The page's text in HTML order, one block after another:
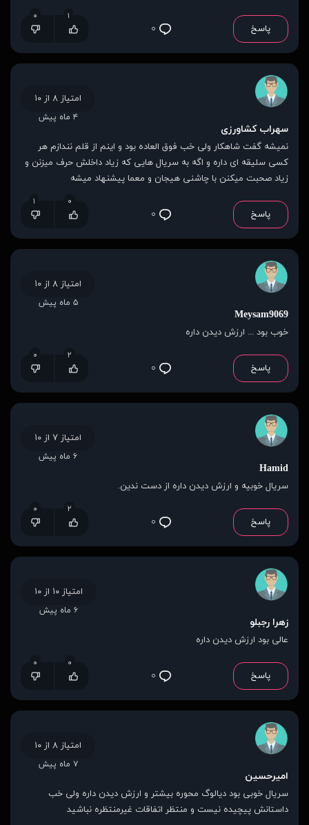
پاسخ ۰
۱ ۰
سهراب کشاورزی
نمیشه گفت شاهکار ولی خب فوق العاده بود و اینم از قلم نندازم هر
کسی سلیقه ای داره و اگه به سریال هایی که زیاد داخلش حرف میزنن و
زیاد صحبت میکنن با چاشنی هیجان و معما پیشنهاد میشه
پاسخ ۰
۰ ۱
امتیاز ۸ از ۱۰
۴ ماه پیش
Meysam9069
خوب بود ... ارزش دیدن داره
پاسخ ۰
۲ ۰
امتیاز ۸ از ۱۰
۵ ماه پیش
Hamid
سریال خوبیه و ارزش دیدن داره از دست ندین.
پاسخ ۰
۲ ۰
امتیاز ۷ از ۱۰
۶ ماه پیش
زهرا رجبلو
عالی بود ارزش دیدن داره
پاسخ ۰
۰ ۰
امتیاز ۱۰ از ۱۰
۶ ماه پیش
امیرحسین
سریال خوبی بود دیالوگ محوره بیشتر و ارزش دیدن داره ولی خب
داستانش پیچیده نیست و منتظر اتفاقات غیرمنتظره نباشید
امتیاز ۸ از ۱۰
۷ ماه پیش